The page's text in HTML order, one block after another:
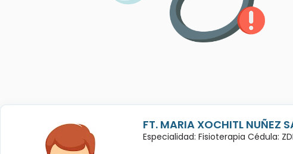
FT. MARIA XOCHITL NUÑEZ
Especialidad: Fisioterapia Cédula: